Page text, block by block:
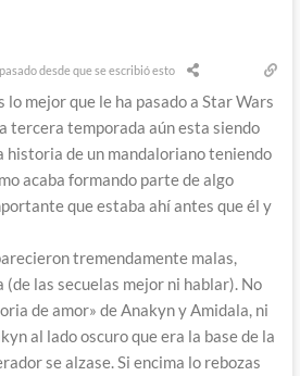
desde que se escribió esto
mejor que le ha pasado a Star Wars
tercera temporada aún esta siendo
historia de un mandaloriano teniendo
acaba formando parte de algo
que estaba ahí antes que él y
tremendamente malas,
(de las secuelas mejor ni hablar). No
de amor» de Anakyn y Amidala, ni
al lado oscuro que era la base de la
se alzase. Si encima lo rebozas